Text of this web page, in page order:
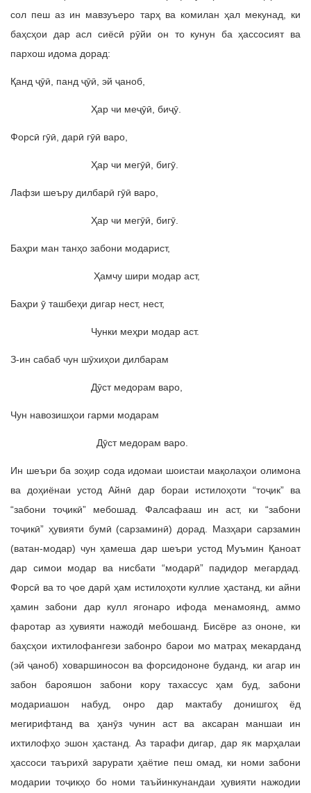
сол пеш аз ин мавзуъеро тарҳ ва комилан ҳал мекунад, ки
баҳсҳои дар асл сиёсӣ рӯйи он то кунун ба ҳассосият ва
пархош идома дорад:
Қанд ҷӯӣ, панд ҷӯӣ, эй ҷаноб,
Ҳар чи меҷӯӣ, биҷӯ.
Форсӣ гӯӣ, дарӣ гӯӣ варо,
Ҳар чи мегӯӣ, бигӯ.
Лафзи шеъру дилбарӣ гӯӣ варо,
Ҳар чи мегӯӣ, бигӯ.
Баҳри ман танҳо забони модарист,
Ҳамчу шири модар аст,
Баҳри ӯ ташбеҳи дигар нест, нест,
Чунки меҳри модар аст.
З-ин сабаб чун шӯхиҳои дилбарам
Дӯст медорам варо,
Чун навозишҳои гарми модарам
Дӯст медорам варо.
Ин шеъри ба зоҳир сода идомаи шоистаи мақолаҳои олимона
ва доҳиёнаи устод Айнӣ дар бораи истилоҳоти “тоҷик” ва
“забони тоҷикӣ” мебошад. Фалсафааш ин аст, ки “забони
тоҷикӣ” ҳувияти бумӣ (сарзаминӣ) дорад. Мазҳари сарзамин
(ватан-модар) чун ҳамеша дар шеъри устод Муъмин Қаноат
дар симои модар ва нисбати “модарӣ” падидор мегардад.
Форсӣ ва то ҷое дарӣ ҳам истилоҳоти куллие ҳастанд, ки айни
ҳамин забони дар кулл ягонаро ифода менамоянд, аммо
фаротар аз ҳувияти нажодӣ мебошанд. Бисёре аз ононе, ки
баҳсҳои ихтилофангези забонро барои мо матраҳ мекарданд
(эй ҷаноб) ховаршиносон ва форсидононе буданд, ки агар ин
забон барояшон забони кору тахассус ҳам буд, забони
модариашон набуд, онро дар мактабу донишгоҳ ёд
мегирифтанд ва ҳанӯз чунин аст ва аксаран маншаи ин
ихтилофҳо эшон ҳастанд. Аз тарафи дигар, дар як марҳалаи
ҳассоси таърихӣ зарурати ҳаётие пеш омад, ки номи забони
модарии тоҷикҳо бо номи таъйинкунандаи ҳувияти нажодии